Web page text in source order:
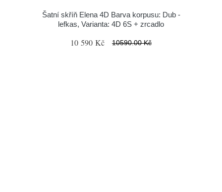
Šatní skříň Elena 4D Barva korpusu: Dub -
lefkas, Varianta: 4D 6S + zrcadlo
10 590 Kč 10590.00 Kč